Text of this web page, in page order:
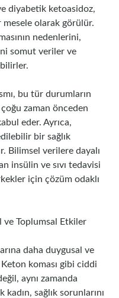
diyabetik ketoasidoz,
olarak görülür.
nedenlerini,
somut veriler ve
bu tür durumların
zaman önceden
eder. Ayrıca,
bir sağlık
Bilimsel verilere dayalı
insülin ve sıvı tedavisi
için çözüm odaklı
ve Toplumsal Etkiler
daha duygusal ve
koması gibi ciddi
aynı zamanda
sağlık sorunlarını